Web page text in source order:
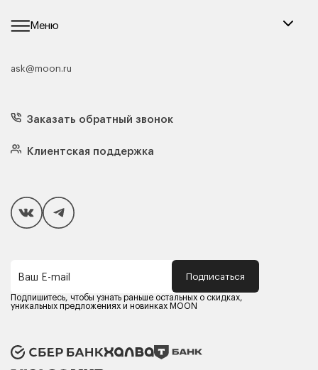
Меню
Каталог мебели
Кресла
Матрасы
Подушки
Чехлы и наматрасники
Покупателям
Способы оплаты
Компания MOON
Оферта
Политика конфиденциальности
Карьера в MOON
ask@moon.ru
Заказать обратный звонок
Клиентская поддержка
Ваш E-mail Подписаться
Подпишитесь, чтобы узнать раньше остальных о скидках,
уникальных предложениях и новинках MOON